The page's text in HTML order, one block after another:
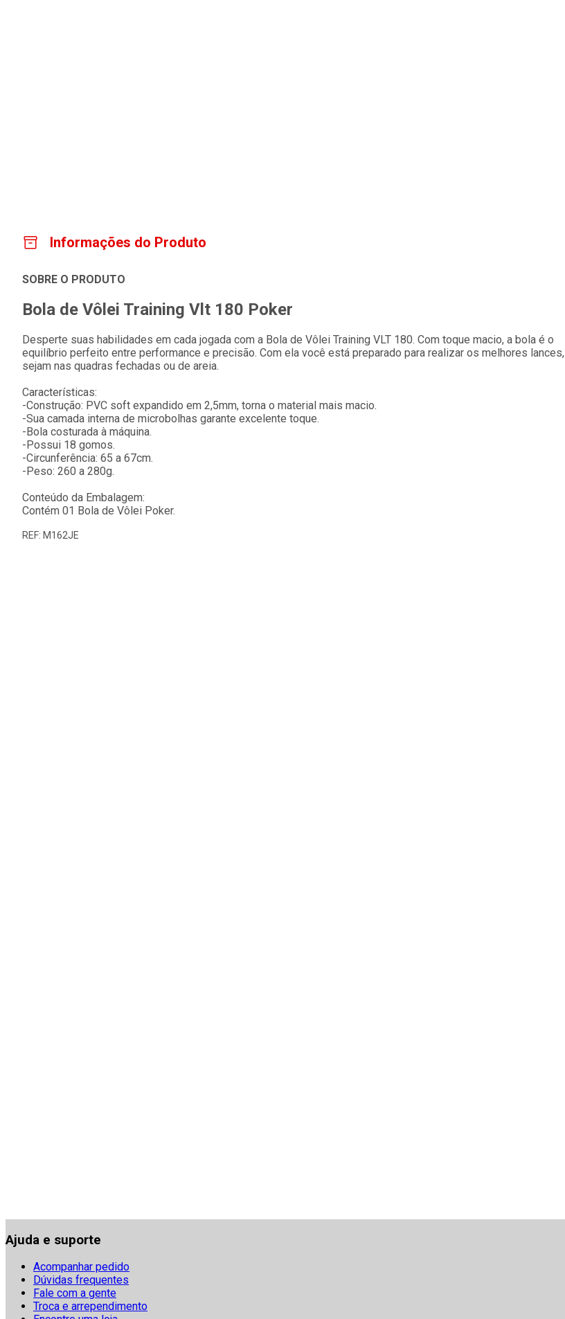
Informações do Produto
SOBRE O PRODUTO
Bola de Vôlei Training Vlt 180 Poker
Desperte suas habilidades em cada jogada com a Bola de Vôlei Training VLT 180. Com toque macio, a bola é o
equilíbrio perfeito entre performance e precisão. Com ela você está preparado para realizar os melhores lances,
sejam nas quadras fechadas ou de areia.
Características:
-Construção: PVC soft expandido em 2,5mm, torna o material mais macio.
-Sua camada interna de microbolhas garante excelente toque.
-Bola costurada à máquina.
-Possui 18 gomos.
-Circunferência: 65 a 67cm.
-Peso: 260 a 280g.
Conteúdo da Embalagem:
Contém 01 Bola de Vôlei Poker.
REF: M162JE
Ajuda e suporte
Acompanhar pedido
Dúvidas frequentes
Fale com a gente
Troca e arrependimento